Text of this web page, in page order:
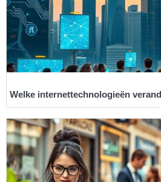
Welke internettechnologieën